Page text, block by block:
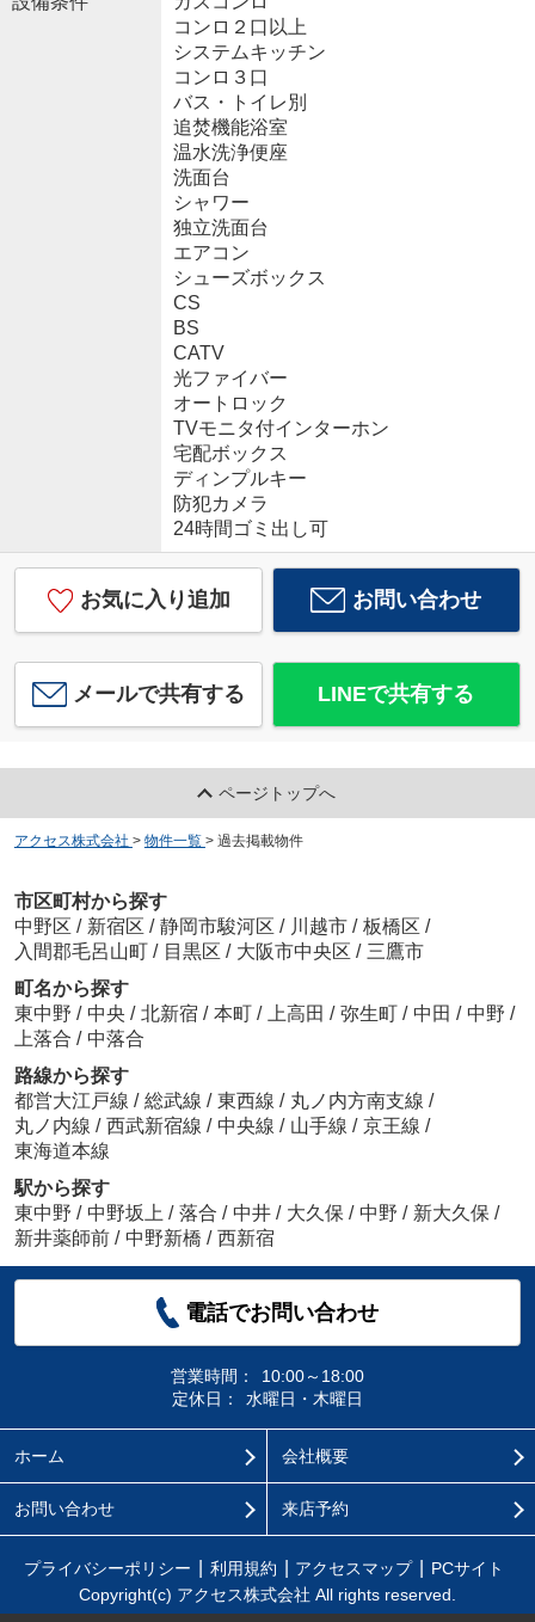
コンロ２口以上
システムキッチン
コンロ３口
バス・トイレ別
追焚機能浴室
温水洗浄便座
洗面台
シャワー
独立洗面台
エアコン
シューズボックス
CS
BS
CATV
光ファイバー
オートロック
TVモニタ付インターホン
宅配ボックス
ディンプルキー
防犯カメラ
24時間ゴミ出し可
お気に入り追加 お問い合わせ
メールで共有する LINEで共有する
ページトップへ
アクセス株式会社 > 物件一覧 > 過去掲載物件
市区町村から探す
中野区 / 新宿区 / 静岡市駿河区 / 川越市 / 板橋区 /
入間郡毛呂山町 / 目黒区 / 大阪市中央区 / 三鷹市
町名から探す
東中野 / 中央 / 北新宿 / 本町 / 上高田 / 弥生町 / 中田 / 中野 /
上落合 / 中落合
路線から探す
都営大江戸線 / 総武線 / 東西線 / 丸ノ内方南支線 /
丸ノ内線 / 西武新宿線 / 中央線 / 山手線 / 京王線 /
東海道本線
駅から探す
東中野 / 中野坂上 / 落合 / 中井 / 大久保 / 中野 / 新大久保 /
新井薬師前 / 中野新橋 / 西新宿
電話でお問い合わせ
営業時間：
10:00～18:00
定休日：
水曜日・木曜日
ホーム 会社概要
お問い合わせ 来店予約
プライバシーポリシー 利用規約 アクセスマップ
PCサイト
Copyright(c) アクセス株式会社 All rights reserved.